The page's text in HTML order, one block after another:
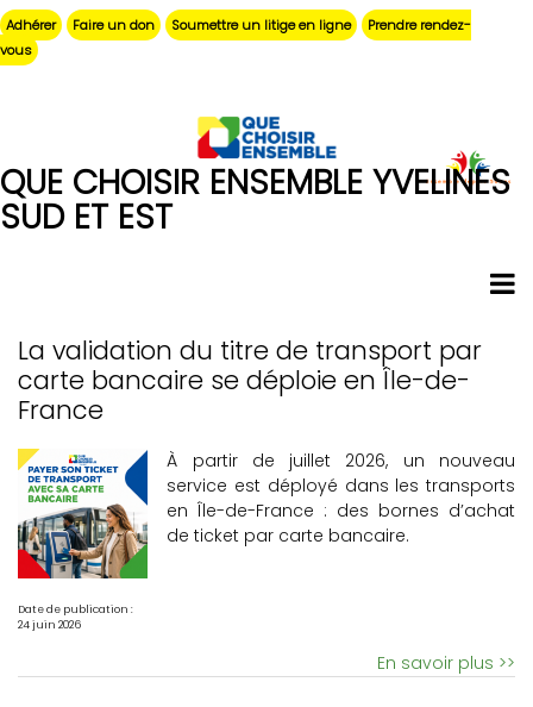
Aller
au
contenu
Adhérer Faire un don Soumettre un litige en ligne
Prendre rendez-
vous
QUE CHOISIR ENSEMBLE YVELINES
SUD ET EST
La validation du titre de transport par
carte bancaire se déploie en Île-de-
France
Date de publication :
24 juin 2026
À partir de juillet 2026, un nouveau
service est déployé dans les transports
en Île-de-France : des bornes d’achat
de ticket par carte bancaire.
En savoir plus >>
Pagination